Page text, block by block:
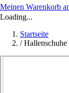
Meinen Warenkorb
Loading...
Startseite
/